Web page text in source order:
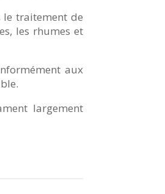
le traitement de
les rhumes et
aux
largement